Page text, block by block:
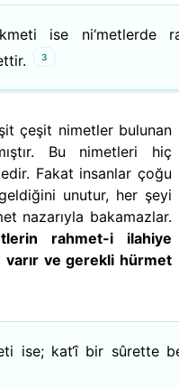
ise ni‘metlerde
3
çeşit nimetler bulunan
Bu nimetleri hiç
Fakat insanlar çoğu
unutur, her şeyi
nazarıyla bakamazlar.
rahmet-i ilahiye
varır ve gerekli hürmet
ise; kat‘î bir sûrette